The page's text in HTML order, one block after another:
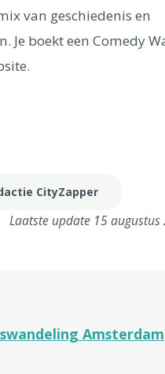
van geschiedenis en
Je boekt een Comedy
CityZapper
Laatste update 15 augustus
Amsterdam